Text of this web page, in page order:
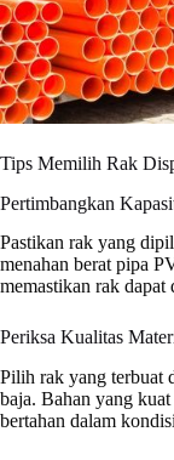
Tips Memilih Rak
Pertimbangkan
Pastikan rak yang
menahan berat pipa
memastikan rak dapat
Periksa Kualitas
Pilih rak yang terbuat
baja. Bahan yang
bertahan dalam